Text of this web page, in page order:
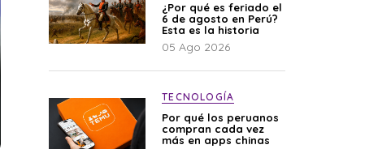
¿Por qué es feriado el
6 de agosto en Perú?
Esta es la historia
05 Ago 2026
TECNOLOGÍA
Por qué los peruanos
compran cada vez
más en apps chinas